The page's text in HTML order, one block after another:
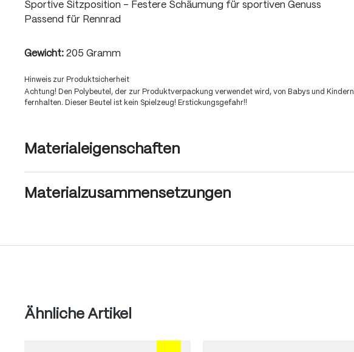
Sportive Sitzposition - Festere Schäumung für sportiven Genuss
Passend für Rennrad
Gewicht: 205 Gramm
Hinweis zur Produktsicherheit
Achtung! Den Polybeutel, der zur Produktverpackung verwendet wird, von Babys und Kindern
fernhalten. Dieser Beutel ist kein Spielzeug! Erstickungsgefahr!!
Materialeigenschaften
Materialzusammensetzungen
Produktgalerie überspringen
Ähnliche Artikel